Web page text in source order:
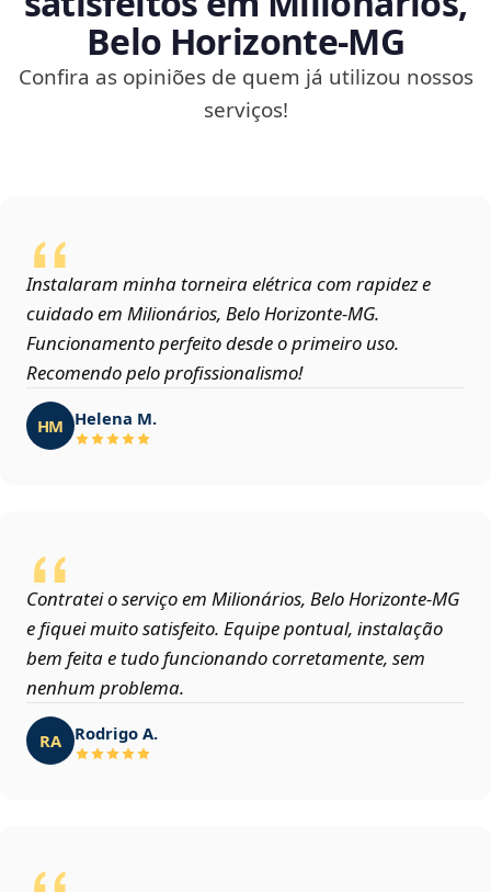
Belo Horizonte‑MG
Confira as opiniões de quem já utilizou nossos
serviços!
Instalaram minha torneira elétrica com rapidez e
cuidado em Milionários, Belo Horizonte‑MG.
Funcionamento perfeito desde o primeiro uso.
Recomendo pelo profissionalismo!
HM Helena M.
Contratei o serviço em Milionários, Belo Horizonte‑MG
e fiquei muito satisfeito. Equipe pontual, instalação
bem feita e tudo funcionando corretamente, sem
nenhum problema.
RA Rodrigo A.